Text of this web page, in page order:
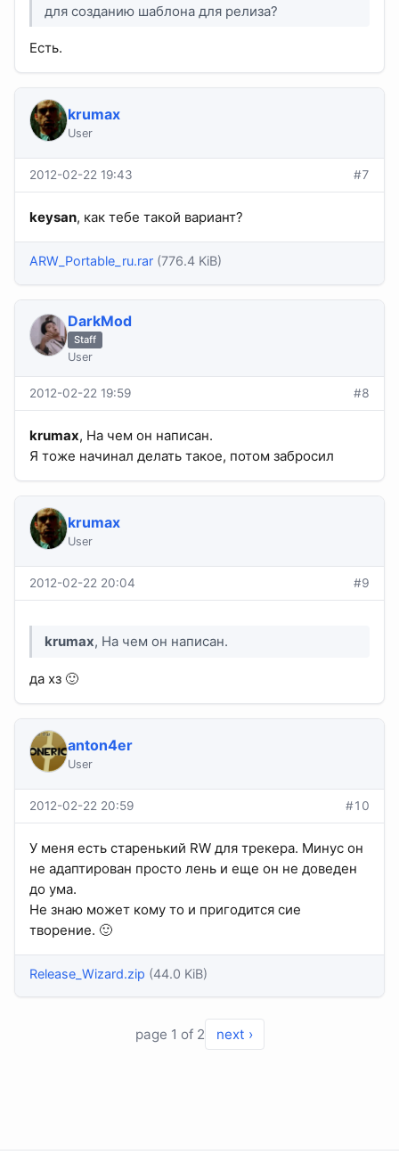
для созданию шаблона для релиза?
Есть.
krumax
User
2012-02-22 19:43 #7
keysan, как тебе такой вариант?
ARW_Portable_ru.rar (776.4 KiB)
DarkMod
Staff
User
2012-02-22 19:59 #8
krumax, На чем он написан.
Я тоже начинал делать такое, потом забросил
krumax
User
2012-02-22 20:04 #9
krumax, На чем он написан.
да хз 🙂
anton4er
User
2012-02-22 20:59 #10
У меня есть старенький RW для трекера. Минус он
не адаптирован просто лень и еще он не доведен
до ума.
Не знаю может кому то и пригодится сие
творение. 🙂
Release_Wizard.zip (44.0 KiB)
page 1 of 2 next ›